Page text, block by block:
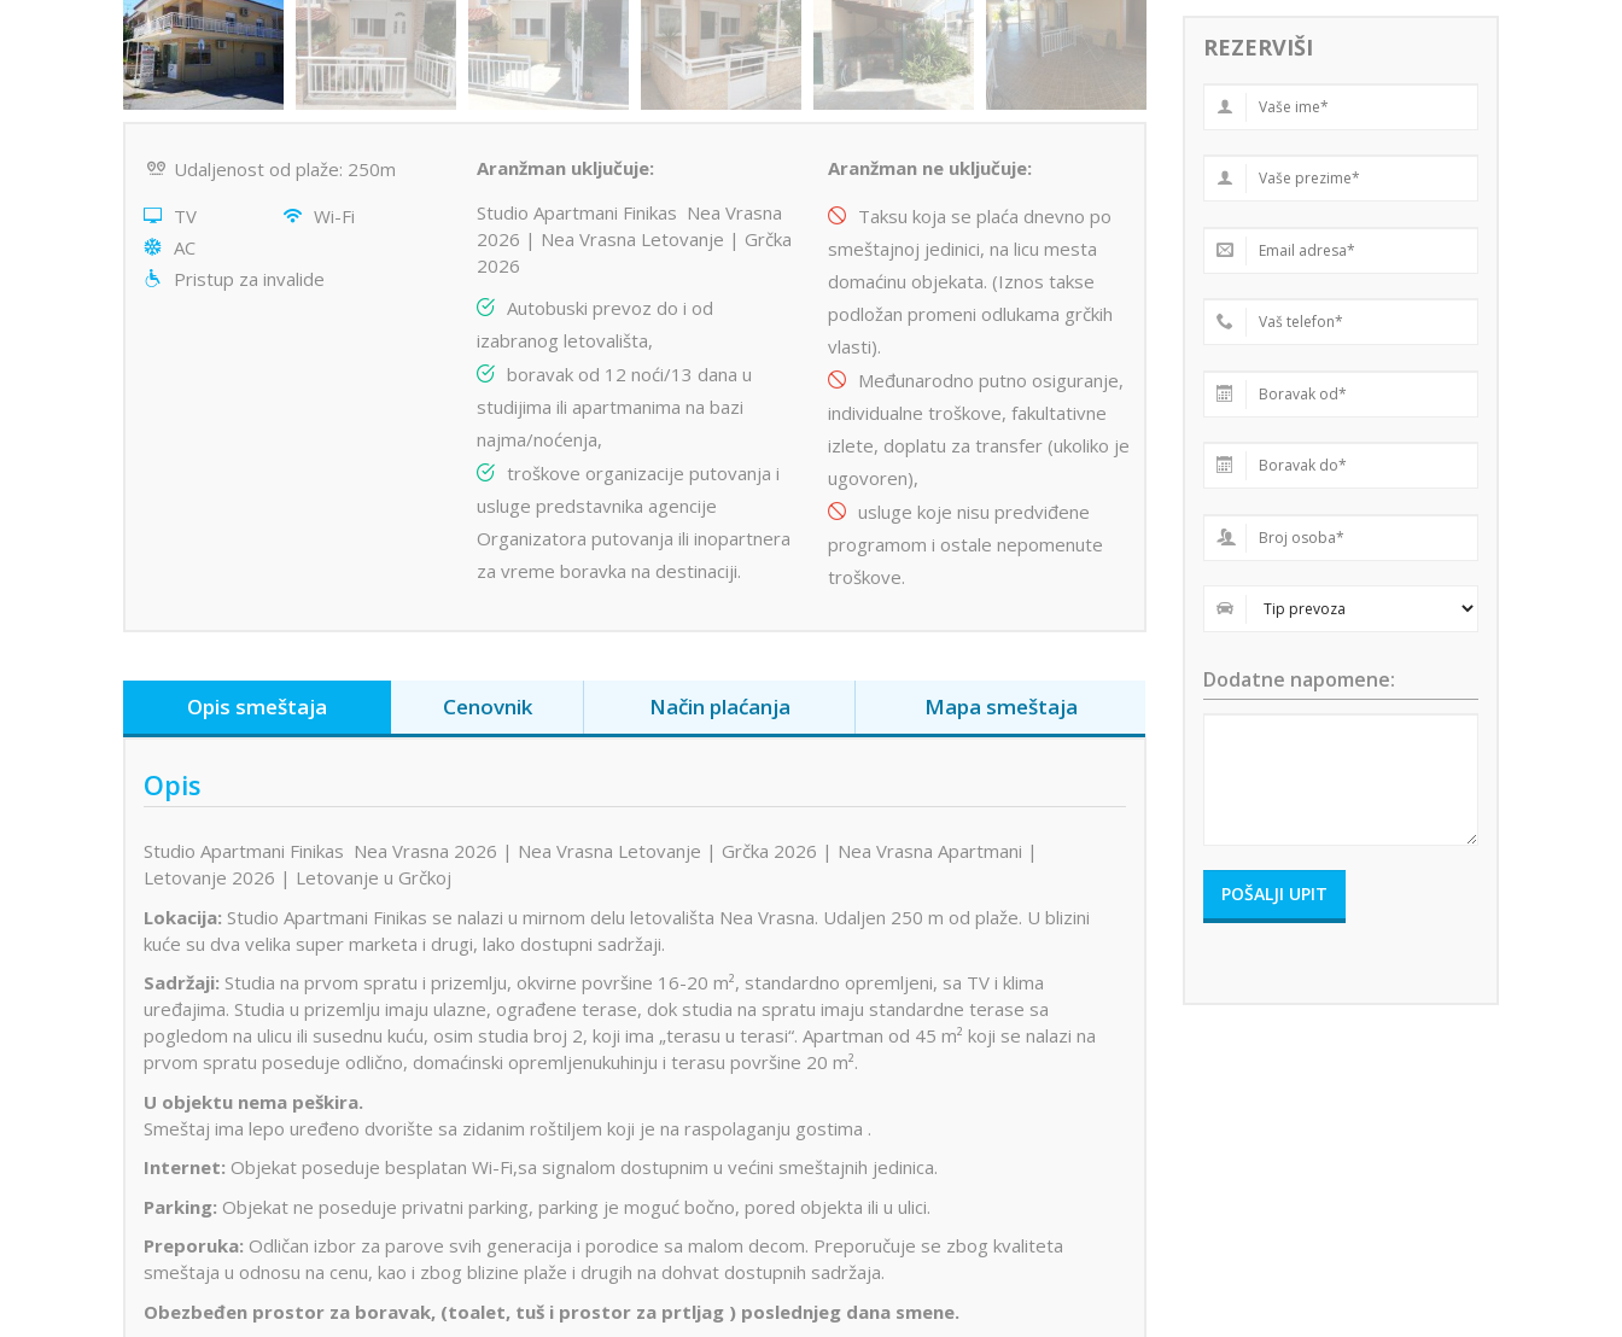
Udaljenost od plaže: 250m
TV
Wi-Fi
AC
Pristup za invalide
Aranžman uključuje:
Studio Apartmani Finikas Nea Vrasna
2026 | Nea Vrasna Letovanje | Grčka
2026
Autobuski prevoz do i od
izabranog letovališta,
boravak od 12 noći/13 dana u
studijima ili apartmanima na bazi
najma/noćenja,
troškove organizacije putovanja i
usluge predstavnika agencije
Organizatora putovanja ili inopartnera
za vreme boravka na destinaciji.
Aranžman ne uključuje:
Taksu koja se plaća dnevno po
smeštajnoj jedinici, na licu mesta
domaćinu objekata. (Iznos takse
podložan promeni odlukama grčkih
vlasti).
Međunarodno putno osiguranje,
individualne troškove, fakultativne
izlete, doplatu za transfer (ukoliko je
ugovoren),
usluge koje nisu predviđene
programom i ostale nepomenute
troškove.
Opis smeštaja Cenovnik Način plaćanja Mapa smeštaja
Opis
Studio Apartmani Finikas Nea Vrasna 2026 | Nea Vrasna Letovanje | Grčka 2026 | Nea Vrasna Apartmani |
Letovanje 2026 | Letovanje u Grčkoj
Lokacija: Studio Apartmani Finikas se nalazi u mirnom delu letovališta Nea Vrasna. Udaljen 250 m od plaže. U blizini
kuće su dva velika super marketa i drugi, lako dostupni sadržaji.
Sadržaji: Studia na prvom spratu i prizemlju, okvirne površine 16-20 m², standardno opremljeni, sa TV i klima
uređajima. Studia u prizemlju imaju ulazne, ograđene terase, dok studia na spratu imaju standardne terase sa
pogledom na ulicu ili susednu kuću, osim studia broj 2, koji ima „terasu u terasi“. Apartman od 45 m² koji se nalazi na
prvom spratu poseduje odlično, domaćinski opremljenukuhinju i terasu površine 20 m².
U objektu nema peškira.
Smeštaj ima lepo uređeno dvorište sa zidanim roštiljem koji je na raspolaganju gostima .
Internet: Objekat poseduje besplatan Wi-Fi,sa signalom dostupnim u većini smeštajnih jedinica.
Parking: Objekat ne poseduje privatni parking, parking je moguć bočno, pored objekta ili u ulici.
Preporuka: Odličan izbor za parove svih generacija i porodice sa malom decom. Preporučuje se zbog kvaliteta
smeštaja u odnosu na cenu, kao i zbog blizine plaže i drugih na dohvat dostupnih sadržaja.
Obezbeđen prostor za boravak, (toalet, tuš i prostor za prtljag ) poslednjeg dana smene.
REZERVIŠI
Dodatne napomene: